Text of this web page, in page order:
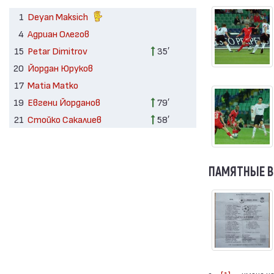
1 Deyan Maksich
4 Адриан Олегов
15 Petar Dimitrov
35′
20 Йордан Юруков
17 Matia Matko
19 Евгени Йорданов
79′
21 Стойко Сакалиев 58′
ПАМЯТНЫЕ